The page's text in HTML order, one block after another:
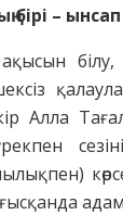
–
Алла
адам